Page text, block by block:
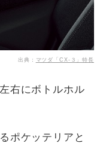
出典： マツダ「CX-３」特長
右にボトルホル
ポケッテリアと